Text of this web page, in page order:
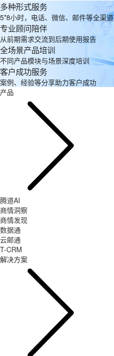
多种形式服务
5*8小时，电话、微信、邮件等全渠道
专业顾问陪伴
从前期需求交流到后期使用报告
全场景产品培训
不同产品模块与场景深度培训
客户成功服务
案例、经验等分享助力客户成功
产品
腾道AI
商情洞察
商情发现
数据通
云邮通
T-CRM
解决方案